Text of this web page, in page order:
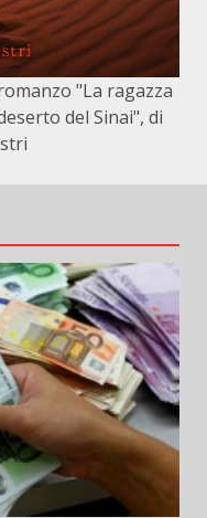
"La ragazza
del Sinai", di